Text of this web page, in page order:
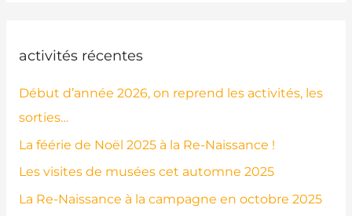
activités récentes
Début d’année 2026, on reprend les activités, les
sorties…
La féérie de Noël 2025 à la Re-Naissance !
Les visites de musées cet automne 2025
La Re-Naissance à la campagne en octobre 2025